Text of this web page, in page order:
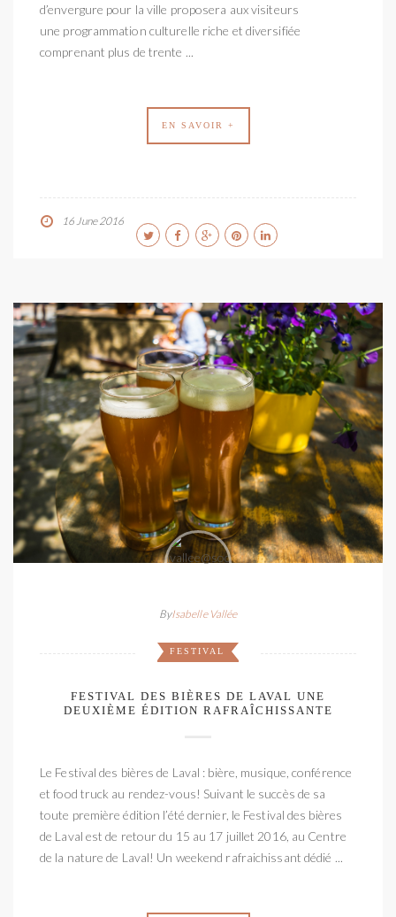
d’envergure pour la ville proposera aux visiteurs
une programmation culturelle riche et diversifiée
comprenant plus de trente ...
EN SAVOIR +
16 June 2016
ByIsabelle Vallée
FESTIVAL
FESTIVAL DES BIÈRES DE LAVAL UNE
DEUXIÈME ÉDITION RAFRAÎCHISSANTE
Le Festival des bières de Laval : bière, musique, conférence
et food truck au rendez-vous! Suivant le succès de sa
toute première édition l’été dernier, le Festival des bières
de Laval est de retour du 15 au 17 juillet 2016, au Centre
de la nature de Laval! Un weekend rafraichissant dédié ...